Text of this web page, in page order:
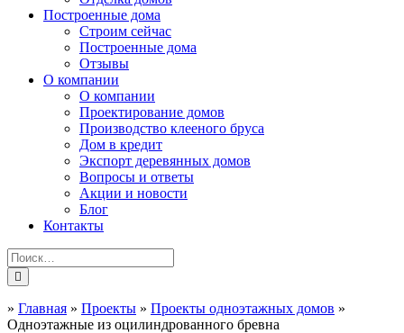
Построенные дома
Строим сейчас
Построенные дома
Отзывы
О компании
О компании
Проектирование домов
Производство клееного бруса
Дом в кредит
Экспорт деревянных домов
Вопросы и ответы
Акции и новости
Блог
Контакты
» Главная » Проекты » Проекты одноэтажных домов »
Одноэтажные из оцилиндрованного бревна